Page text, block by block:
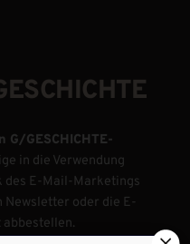
GESCHICHTE-
in die Verwendung
des E-Mail-Marketings
Newsletter oder die E-